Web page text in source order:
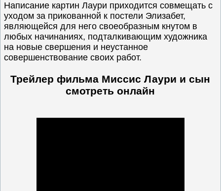
Написание картин Лаури приходится совмещать с
уходом за прикованной к постели Элизабет,
являющейся для него своеобразным кнутом в
любых начинаниях, подталкивающим художника
на новые свершения и неустанное
совершенствование своих работ.
Трейлер фильма Миссис Лаури и сын
смотреть онлайн